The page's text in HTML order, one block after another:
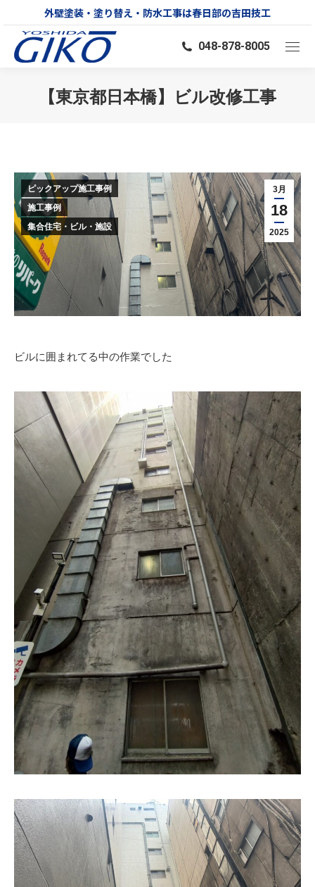
外壁塗装・塗り替え・防水工事は春日部の吉田技工
048-878-8005
【東京都日本橋】ビル改修工事
3月
18
2025
ピックアップ施工事例
施工事例
集合住宅・ビル・施設
ビルに囲まれてる中の作業でした